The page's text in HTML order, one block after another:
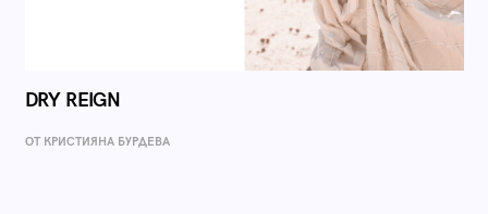
DRY REIGN
ОТ КРИСТИЯНА БУРДЕВА